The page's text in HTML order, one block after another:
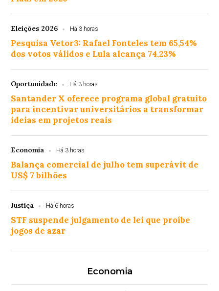
Eleições 2026 Há 3 horas
Pesquisa Vetor3: Rafael Fonteles tem 65,54%
dos votos válidos e Lula alcança 74,23%
Oportunidade Há 3 horas
Santander X oferece programa global gratuito
para incentivar universitários a transformar
ideias em projetos reais
Economia Há 3 horas
Balança comercial de julho tem superávit de
US$ 7 bilhões
Justiça Há 6 horas
STF suspende julgamento de lei que proíbe
jogos de azar
Economia